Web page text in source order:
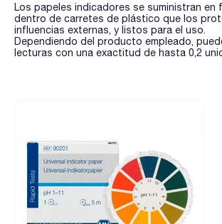
Los papeles indicadores se suministran en
dentro de carretes de plástico que los
influencias externas, y listos para el uso.
Dependiendo del producto empleado,
lecturas con una exactitud de hasta 0,2